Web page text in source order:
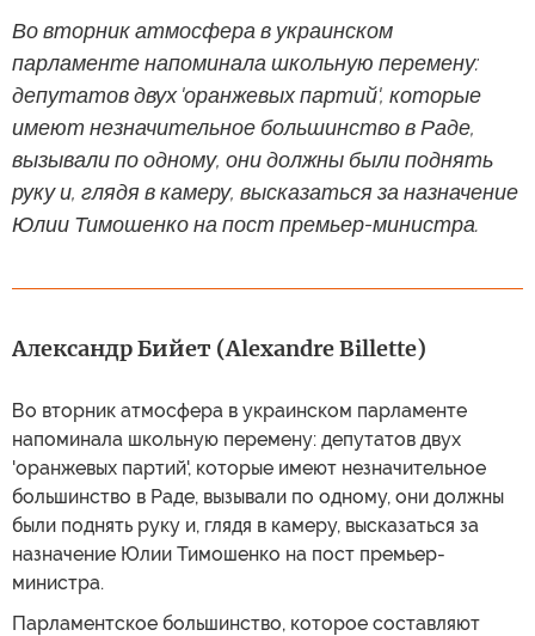
Во вторник атмосфера в украинском
парламенте напоминала школьную перемену:
депутатов двух 'оранжевых партий', которые
имеют незначительное большинство в Раде,
вызывали по одному, они должны были поднять
руку и, глядя в камеру, высказаться за назначение
Юлии Тимошенко на пост премьер-министра.
Александр Бийет (Alexandre Billette)
Во вторник атмосфера в украинском парламенте
напоминала школьную перемену: депутатов двух
'оранжевых партий', которые имеют незначительное
большинство в Раде, вызывали по одному, они должны
были поднять руку и, глядя в камеру, высказаться за
назначение Юлии Тимошенко на пост премьер-
министра.
Парламентское большинство, которое составляют